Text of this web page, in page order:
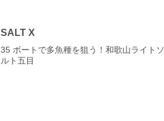
SALT X
35 ボートで多魚種を狙う！和歌山ライトソ
ルト五目